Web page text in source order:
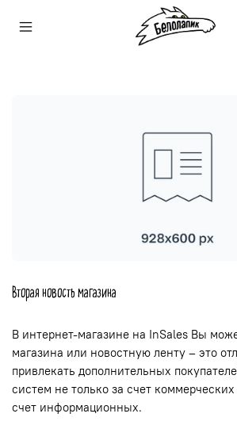
Вторая новость магазина
В интернет-магазине на InSales Вы
магазина или новостную ленту – это
привлекать дополнительных
систем не только за счет
счет информационных.